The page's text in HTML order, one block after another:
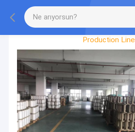
Production Line